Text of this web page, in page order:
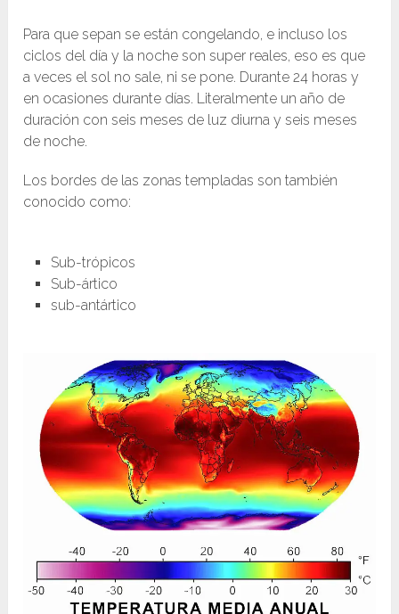
Para que sepan se están congelando, e incluso los
ciclos del día y la noche son super reales, eso es que
a veces el sol no sale, ni se pone. Durante 24 horas y
en ocasiones durante días. Literalmente un año de
duración con seis meses de luz diurna y seis meses
de noche.
Los bordes de las zonas templadas son también
conocido como:
Sub-trópicos
Sub-ártico
sub-antártico